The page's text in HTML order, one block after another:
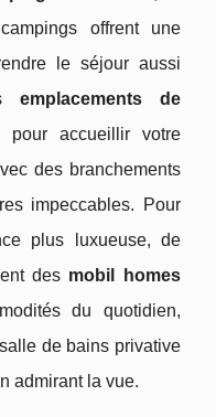
offrent une
le séjour aussi
emplacements de
pour accueillir votre
des branchements
impeccables. Pour
plus luxueuse, de
des mobil homes
du quotidien,
de bains privative
admirant la vue.